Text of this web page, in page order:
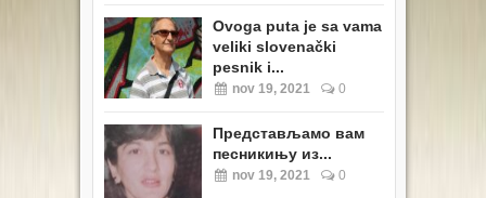
Ovoga puta je sa vama
veliki slovenački
pesnik i...
nov 19, 2021 0
Представљамо вам
песникињу из...
nov 19, 2021 0